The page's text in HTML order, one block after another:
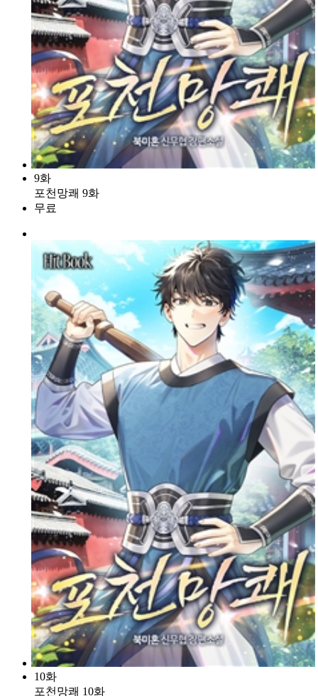
9화
포천망쾌 9화
무료
10화
포천망쾌 10화